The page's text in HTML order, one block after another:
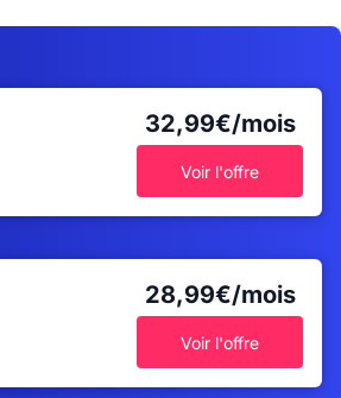
32,99€/mois
Voir l'offre
28,99€/mois
Voir l'offre